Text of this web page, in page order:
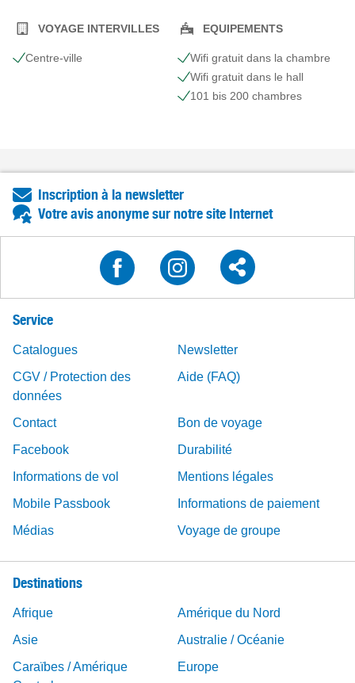
VOYAGE INTERVILLES
Centre-ville
EQUIPEMENTS
Wifi gratuit dans la chambre
Wifi gratuit dans le hall
101 bis 200 chambres
Inscription à la newsletter
Votre avis anonyme sur notre site Internet
Service
Catalogues
Newsletter
CGV / Protection des
données
Aide (FAQ)
Contact
Bon de voyage
Facebook
Durabilité
Informations de vol
Mentions légales
Mobile Passbook
Informations de paiement
Médias
Voyage de groupe
Destinations
Afrique
Amérique du Nord
Asie
Australie / Océanie
Caraïbes / Amérique
Europe